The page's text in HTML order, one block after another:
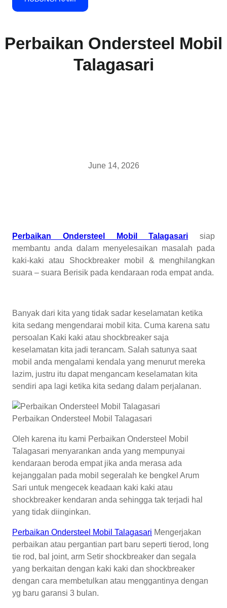
Perbaikan Ondersteel Mobil
Talagasari
June 14, 2026
Perbaikan Ondersteel Mobil Talagasari siap
membantu anda dalam menyelesaikan masalah pada
kaki-kaki atau Shockbreaker mobil & menghilangkan
suara – suara Berisik pada kendaraan roda empat anda.
Banyak dari kita yang tidak sadar keselamatan ketika
kita sedang mengendarai mobil kita. Cuma karena satu
persoalan Kaki kaki atau shockbreaker saja
keselamatan kita jadi terancam. Salah satunya saat
mobil anda mengalami kendala yang menurut mereka
lazim, justru itu dapat mengancam keselamatan kita
sendiri apa lagi ketika kita sedang dalam perjalanan.
Perbaikan Ondersteel Mobil Talagasari
Oleh karena itu kami Perbaikan Ondersteel Mobil
Talagasari menyarankan anda yang mempunyai
kendaraan beroda empat jika anda merasa ada
kejanggalan pada mobil segeralah ke bengkel Arum
Sari untuk mengecek keadaan kaki kaki atau
shockbreaker kendaran anda sehingga tak terjadi hal
yang tidak diinginkan.
Perbaikan Ondersteel Mobil Talagasari Mengerjakan
perbaikan atau pergantian part baru seperti tierod, long
tie rod, bal joint, arm Setir shockbreaker dan segala
yang berkaitan dengan kaki kaki dan shockbreaker
dengan cara membetulkan atau menggantinya dengan
yg baru garansi 3 bulan.